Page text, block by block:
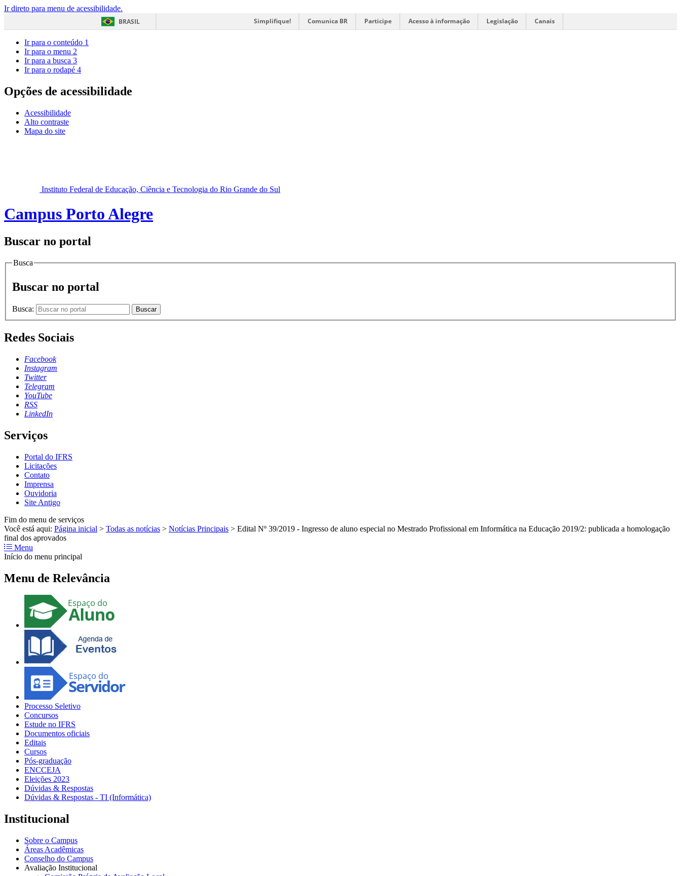
Ir direto para menu de acessibilidade.
BRASIL
Simplifique! Comunica BR Participe Acesso à informação Legislação Canais
Ir para o conteúdo 1
Ir para o menu 2
Ir para a busca 3
Ir para o rodapé 4
Opções de acessibilidade
Acessibilidade
Alto contraste
Mapa do site
Instituto Federal de Educação, Ciência e Tecnologia do Rio Grande do Sul
Campus Porto Alegre
Buscar no portal
Busca
Buscar no portal
Busca: Buscar
Redes Sociais
Facebook
Instagram
Twitter
Telegram
YouTube
RSS
LinkedIn
Serviços
Portal do IFRS
Licitações
Contato
Imprensa
Ouvidoria
Site Antigo
Fim do menu de serviços
Você está aqui: Página inicial > Todas as notícias > Notícias Principais > Edital Nº 39/2019 - Ingresso de aluno especial no Mestrado Profissional em Informática na Educação 2019/2: publicada a homologação
final dos aprovados
Menu
Início do menu principal
Menu de Relevância
Processo Seletivo
Concursos
Estude no IFRS
Documentos oficiais
Editais
Cursos
Pós-graduação
ENCCEJA
Eleições 2023
Dúvidas & Respostas
Dúvidas & Respostas - TI (Informática)
Institucional
Sobre o Campus
Áreas Acadêmicas
Conselho do Campus
Avaliação Institucional